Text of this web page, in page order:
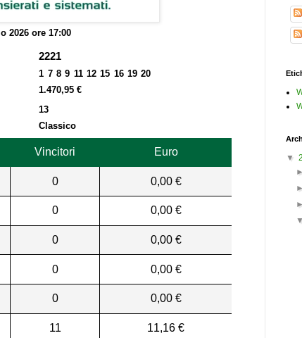
2026 ore 17:00
2221
1 7 8 9 11 12 15 16 19 20
1.470,95 €
13
Classico
Vincitori Euro
0 0,00 €
0 0,00 €
0 0,00 €
0 0,00 €
0 0,00 €
11 11,16 €
▼
▼